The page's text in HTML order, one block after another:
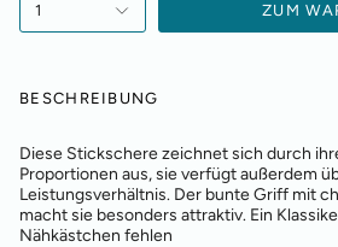
1 ZUM
BESCHREIBUNG
Diese Stickschere zeichnet sich durch
Proportionen aus, sie verfügt außerdem
Leistungsverhältnis. Der bunte Griff mit
macht sie besonders attraktiv. Ein
Nähkästchen fehlen